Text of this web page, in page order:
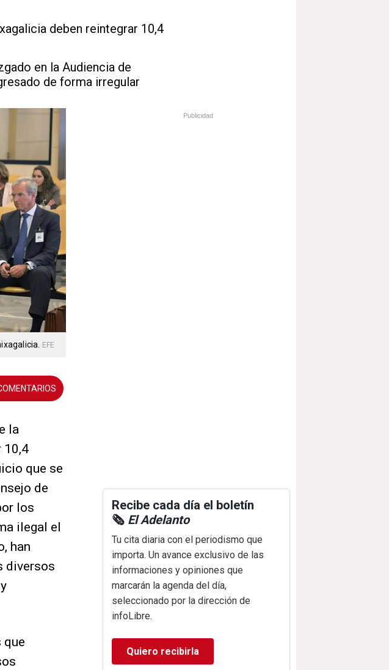
deben reintegrar 10,4
en la Audiencia de
de forma irregular
EFE
la
10,4
que se
de
los
ilegal el
han
diversos
que
Publicidad
Recibe cada día el boletín
🗞️ El Adelanto
Tu cita diaria con el periodismo que
importa. Un avance exclusivo de las
informaciones y opiniones que
marcarán la agenda del día,
seleccionado por la dirección de
infoLibre.
Quiero recibirla